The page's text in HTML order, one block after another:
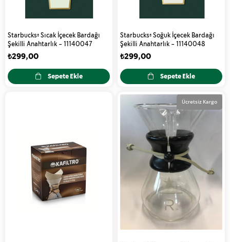
Starbucks® Sıcak İçecek Bardağı
Şekilli Anahtarlık - 11140047
₺299,00
Sepete Ekle
Starbucks® Soğuk İçecek Bardağı
Şekilli Anahtarlık - 11140048
₺299,00
Sepete Ekle
Ücretsiz Kargo